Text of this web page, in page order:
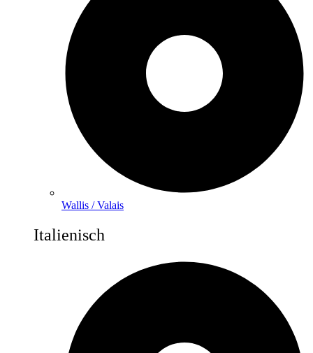
Wallis / Valais
Italienisch